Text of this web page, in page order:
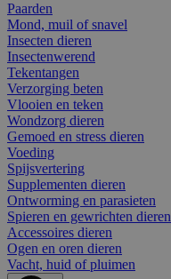
Paarden
Mond, muil of snavel
Insecten dieren
Insectenwerend
Tekentangen
Verzorging beten
Vlooien en teken
Wondzorg dieren
Gemoed en stress dieren
Voeding
Spijsvertering
Supplementen dieren
Ontworming en parasieten
Spieren en gewrichten dieren
Accessoires dieren
Ogen en oren dieren
Vacht, huid of pluimen